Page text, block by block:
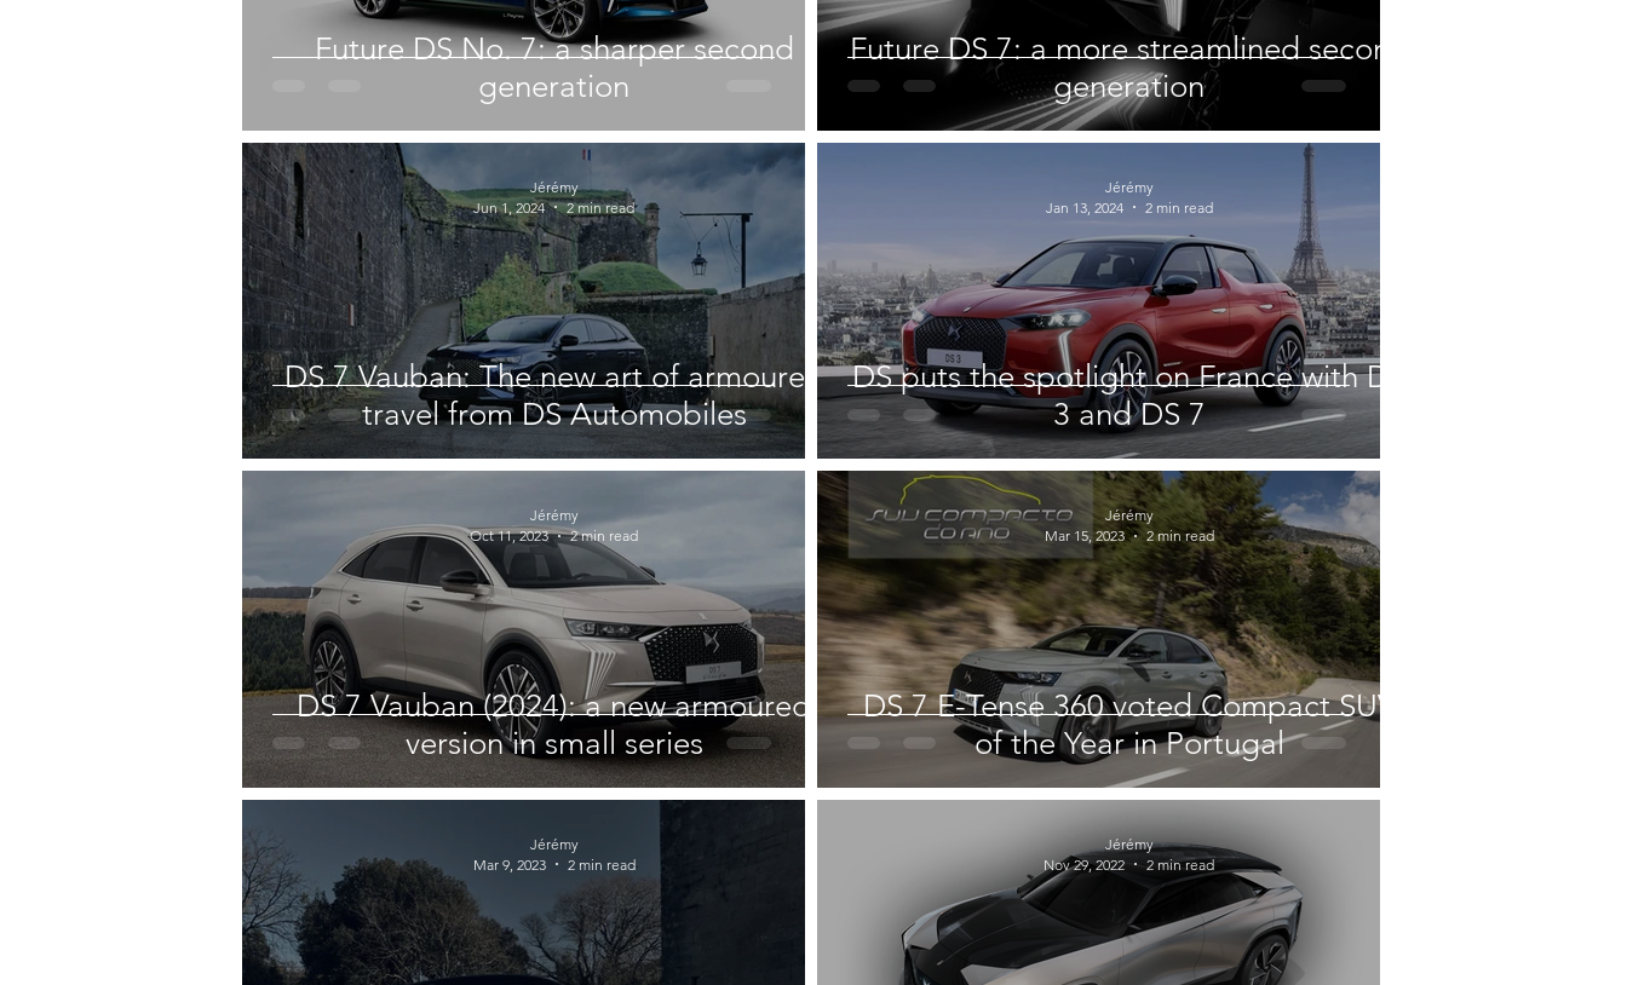
Future DS No. 7: a sharper second
generation
Future DS 7: a more streamlined second
generation
DS 7 Vauban: The new art of armoured
travel from DS Automobiles
Jérémy
Jun 1, 2024
2 min read
DS puts the spotlight on France with DS
3 and DS 7
Jérémy
Jan 13, 2024
2 min read
DS 7 Vauban (2024): a new armoured
version in small series
Jérémy
Oct 11, 2023
2 min read
DS 7 E-Tense 360 voted Compact SUV
of the Year in Portugal
Jérémy
Mar 15, 2023
2 min read
Jérémy
Mar 9, 2023
2 min read
Jérémy
Nov 29, 2022
2 min read